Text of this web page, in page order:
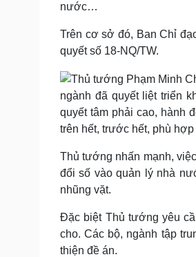
nước…
Trên cơ sở đó, Ban Chỉ
quyết số 18-NQ/TW.
ngành đã quyết liệt triển
quyết tâm phải cao, hành
trên hết, trước hết, phù
Thủ tướng nhấn mạnh,
đổi số vào quản lý nhà
nhũng vặt.
Đặc biệt Thủ tướng yêu
cho. Các bộ, ngành tập
thiện đề án.